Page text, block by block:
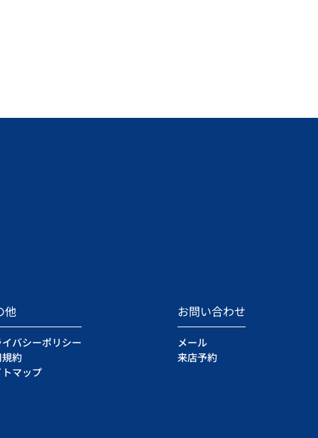
他
バシーポリシー
約
マップ
お問い合わせ
メール
来店予約